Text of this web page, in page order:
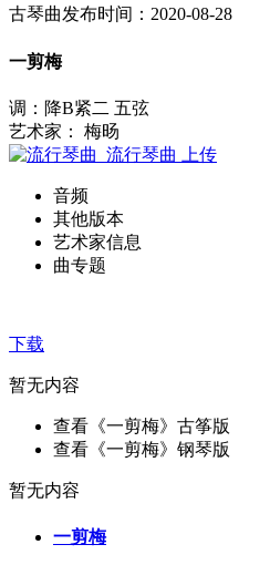
古琴曲发布时间：2020-08-28
一剪梅
调：降B紧二 五弦
艺术家： 梅旸
流行琴曲
上传
音频
其他版本
艺术家信息
曲专题
下载
暂无内容
查看《一剪梅》古筝版
查看《一剪梅》钢琴版
暂无内容
一剪梅